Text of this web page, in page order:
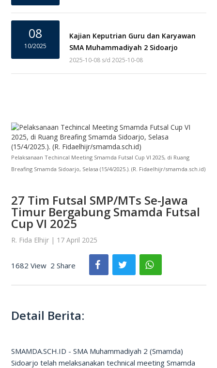
08
10/2025
Kajian Keputrian Guru dan Karyawan
SMA Muhammadiyah 2 Sidoarjo
2025-10-08 s/d 2025-10-08
Pelaksanaan Techincal Meeting Smamda Futsal Cup VI 2025, di Ruang
Breafing Smamda Sidoarjo, Selasa (15/4/2025.). (R. Fidaelhijr/smamda.sch.id)
27 Tim Futsal SMP/MTs Se-Jawa
Timur Bergabung Smamda Futsal
Cup VI 2025
R. Fida Elhijr | 17 April 2025
1682 View 2 Share
Detail Berita:
SMAMDA.SCH.ID - SMA Muhammadiyah 2 (Smamda)
Sidoarjo telah melaksanakan technical meeting Smamda